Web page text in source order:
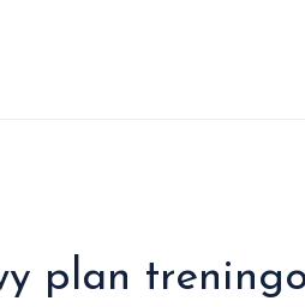
plan